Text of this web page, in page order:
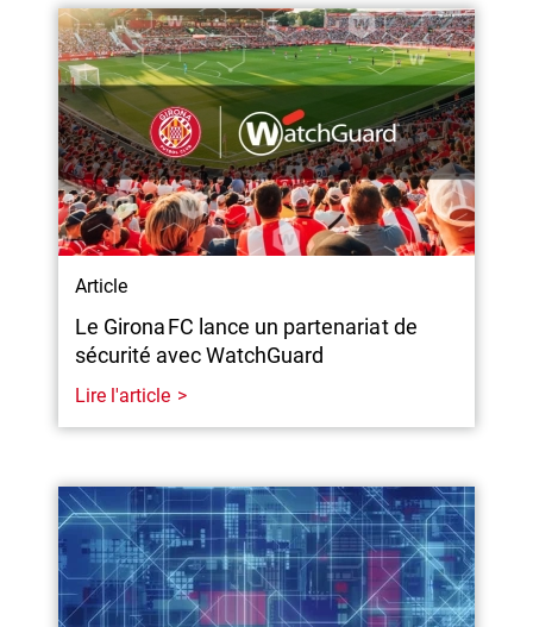
Article
Le Girona FC lance un partenariat de
sécurité avec WatchGuard
Lire l'article